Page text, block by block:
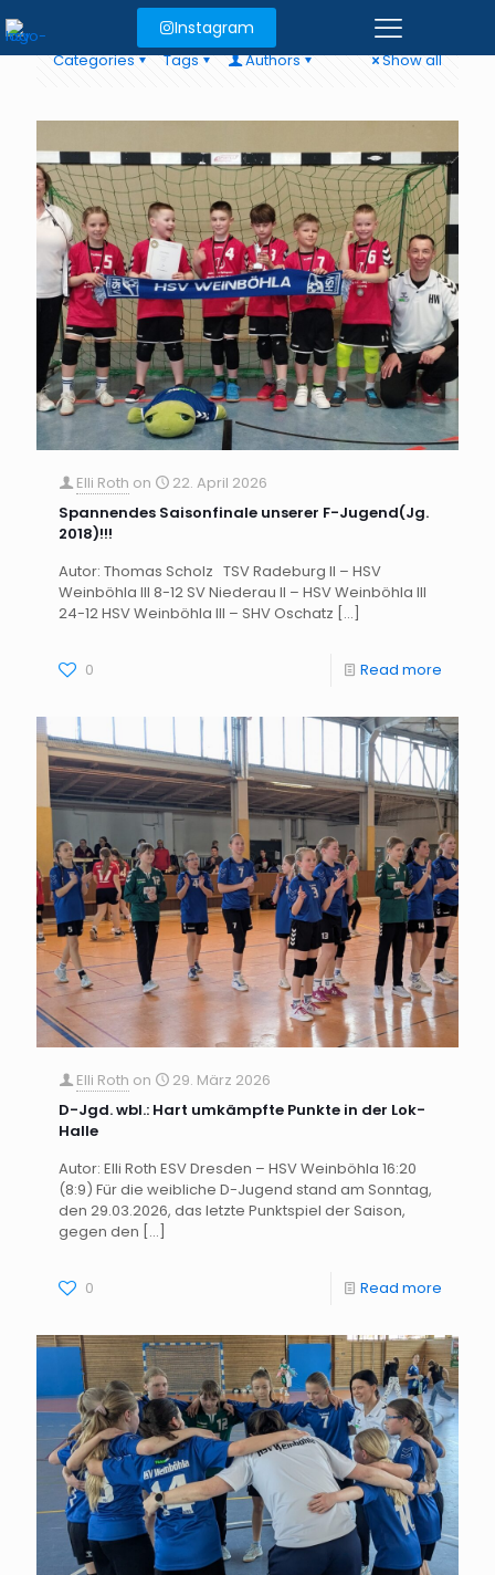
Instagram
Categories Tags Authors Show all
Elli Roth on
22. April 2026
Spannendes Saisonfinale unserer F-Jugend(Jg.
2018)!!!
Autor: Thomas Scholz TSV Radeburg II – HSV
Weinböhla III 8-12 SV Niederau II – HSV Weinböhla III
24-12 HSV Weinböhla III – SHV Oschatz […]
0 Read more
Elli Roth on
29. März 2026
D-Jgd. wbl.: Hart umkämpfte Punkte in der Lok-
Halle
Autor: Elli Roth ESV Dresden – HSV Weinböhla 16:20
(8:9) Für die weibliche D-Jugend stand am Sonntag,
den 29.03.2026, das letzte Punktspiel der Saison,
gegen den […]
0 Read more